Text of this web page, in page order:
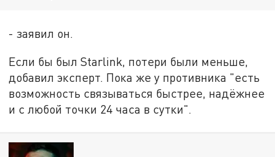
- заявил он.
Если бы был Starlink, потери были меньше,
добавил эксперт. Пока же у противника "есть
возможность связываться быстрее, надёжнее
и с любой точки 24 часа в сутки".